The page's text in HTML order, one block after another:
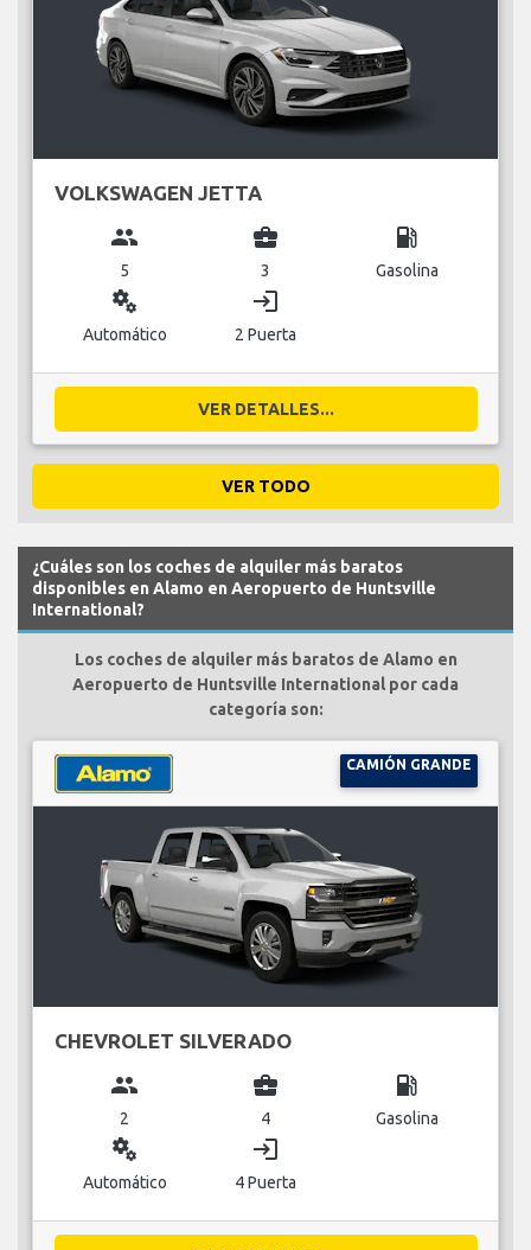
VOLKSWAGEN JETTA
group
5
business_center
3
local_gas_station
Gasolina
miscellaneous_services
Automático
login
2 Puerta
VER DETALLES...
VER TODO
¿Cuáles son los coches de alquiler más baratos
disponibles en Alamo en Aeropuerto de Huntsville
International?
Los coches de alquiler más baratos de Alamo en
Aeropuerto de Huntsville International por cada
categoría son:
CAMIÓN GRANDE
CHEVROLET SILVERADO
group
2
business_center
4
local_gas_station
Gasolina
miscellaneous_services
Automático
login
4 Puerta